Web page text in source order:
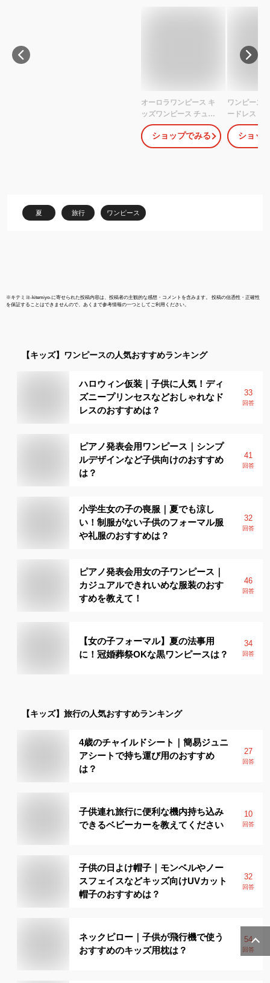
オーロラワンピース キ
ッズワンピース チュー
ルレース レインボー 韓
国子供服 キャミワンピ
ース ドレス 90 100 110
ショップでみる
ワンピース
ードレス ノ
ホルダーネ
ネックリボ
ス フリル
ショッ
夏 旅行 ワンピース
※キテミヨ-kitemiyo-に寄せられた投稿内容は、投稿者の主観的な感想・コメントを含みます。 投稿の信憑性・正確性
を保証することはできませんので、あくまで参考情報の一つとしてご利用ください。
【キッズ】 ワンピースの人気おすすめランキング
ハロウィン仮装｜子供に人気！ディ
ズニープリンセスなどおしゃれなド
レスのおすすめは？
33
回答
ピアノ発表会用ワンピース｜シンプ
ルデザインなど子供向けのおすすめ
は？
41
回答
小学生女の子の喪服｜夏でも涼し
い！制服がない子供のフォーマル服
や礼服のおすすめは？
32
回答
ピアノ発表会用女の子ワンピース｜
カジュアルできれいめな服装のおす
すめを教えて！
46
回答
【女の子フォーマル】夏の法事用
に！冠婚葬祭OKな黒ワンピースは？
34
回答
【キッズ】 旅行の人気おすすめランキング
4歳のチャイルドシート｜簡易ジュニ
アシートで持ち運び用のおすすめ
は？
27
回答
子供連れ旅行に便利な機内持ち込み
できるベビーカーを教えてください
10
回答
子供の日よけ帽子｜モンベルやノー
スフェイスなどキッズ向けUVカット
帽子のおすすめは？
32
回答
ネックピロー｜子供が飛行機で使う
おすすめのキッズ用枕は？
54
回答